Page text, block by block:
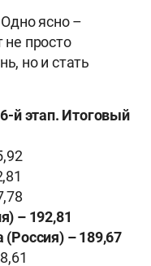
ясно –
не просто
но и стать
й этап. Итоговый
– 192,81
(Россия) – 189,67